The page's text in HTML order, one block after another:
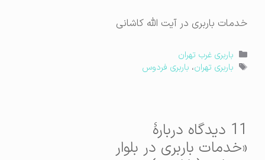
خدمات باربری در آیت الله کاشانی
دسته‌ها
باربری غرب تهران
برچسب‌ها
باربری تهران ،باربری فردوس
11 دیدگاه دربارهٔ
«خدمات باربری در بلوار